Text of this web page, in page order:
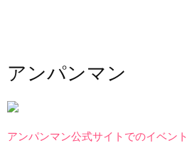
アンパンマン
アンパンマン公式サイトでのイベン